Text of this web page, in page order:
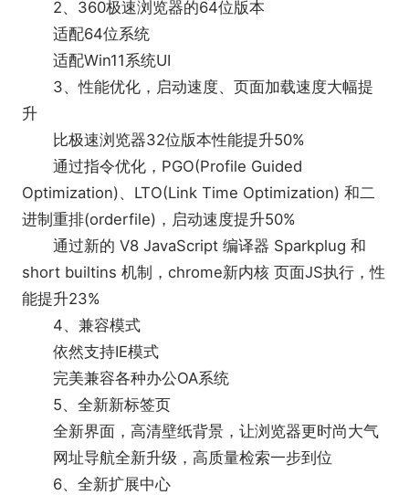
2、360极速浏览器的64位版本
适配64位系统
适配Win11系统UI
3、性能优化，启动速度、页面加载速度大幅提
升
比极速浏览器32位版本性能提升50%
通过指令优化，PGO(Profile Guided
Optimization)、LTO(Link Time Optimization) 和二
进制重排(orderfile)，启动速度提升50%
通过新的 V8 JavaScript 编译器 Sparkplug 和
short builtins 机制，chrome新内核 页面JS执行，性
能提升23%
4、兼容模式
依然支持IE模式
完美兼容各种办公OA系统
5、全新新标签页
全新界面，高清壁纸背景，让浏览器更时尚大气
网址导航全新升级，高质量检索一步到位
6、全新扩展中心